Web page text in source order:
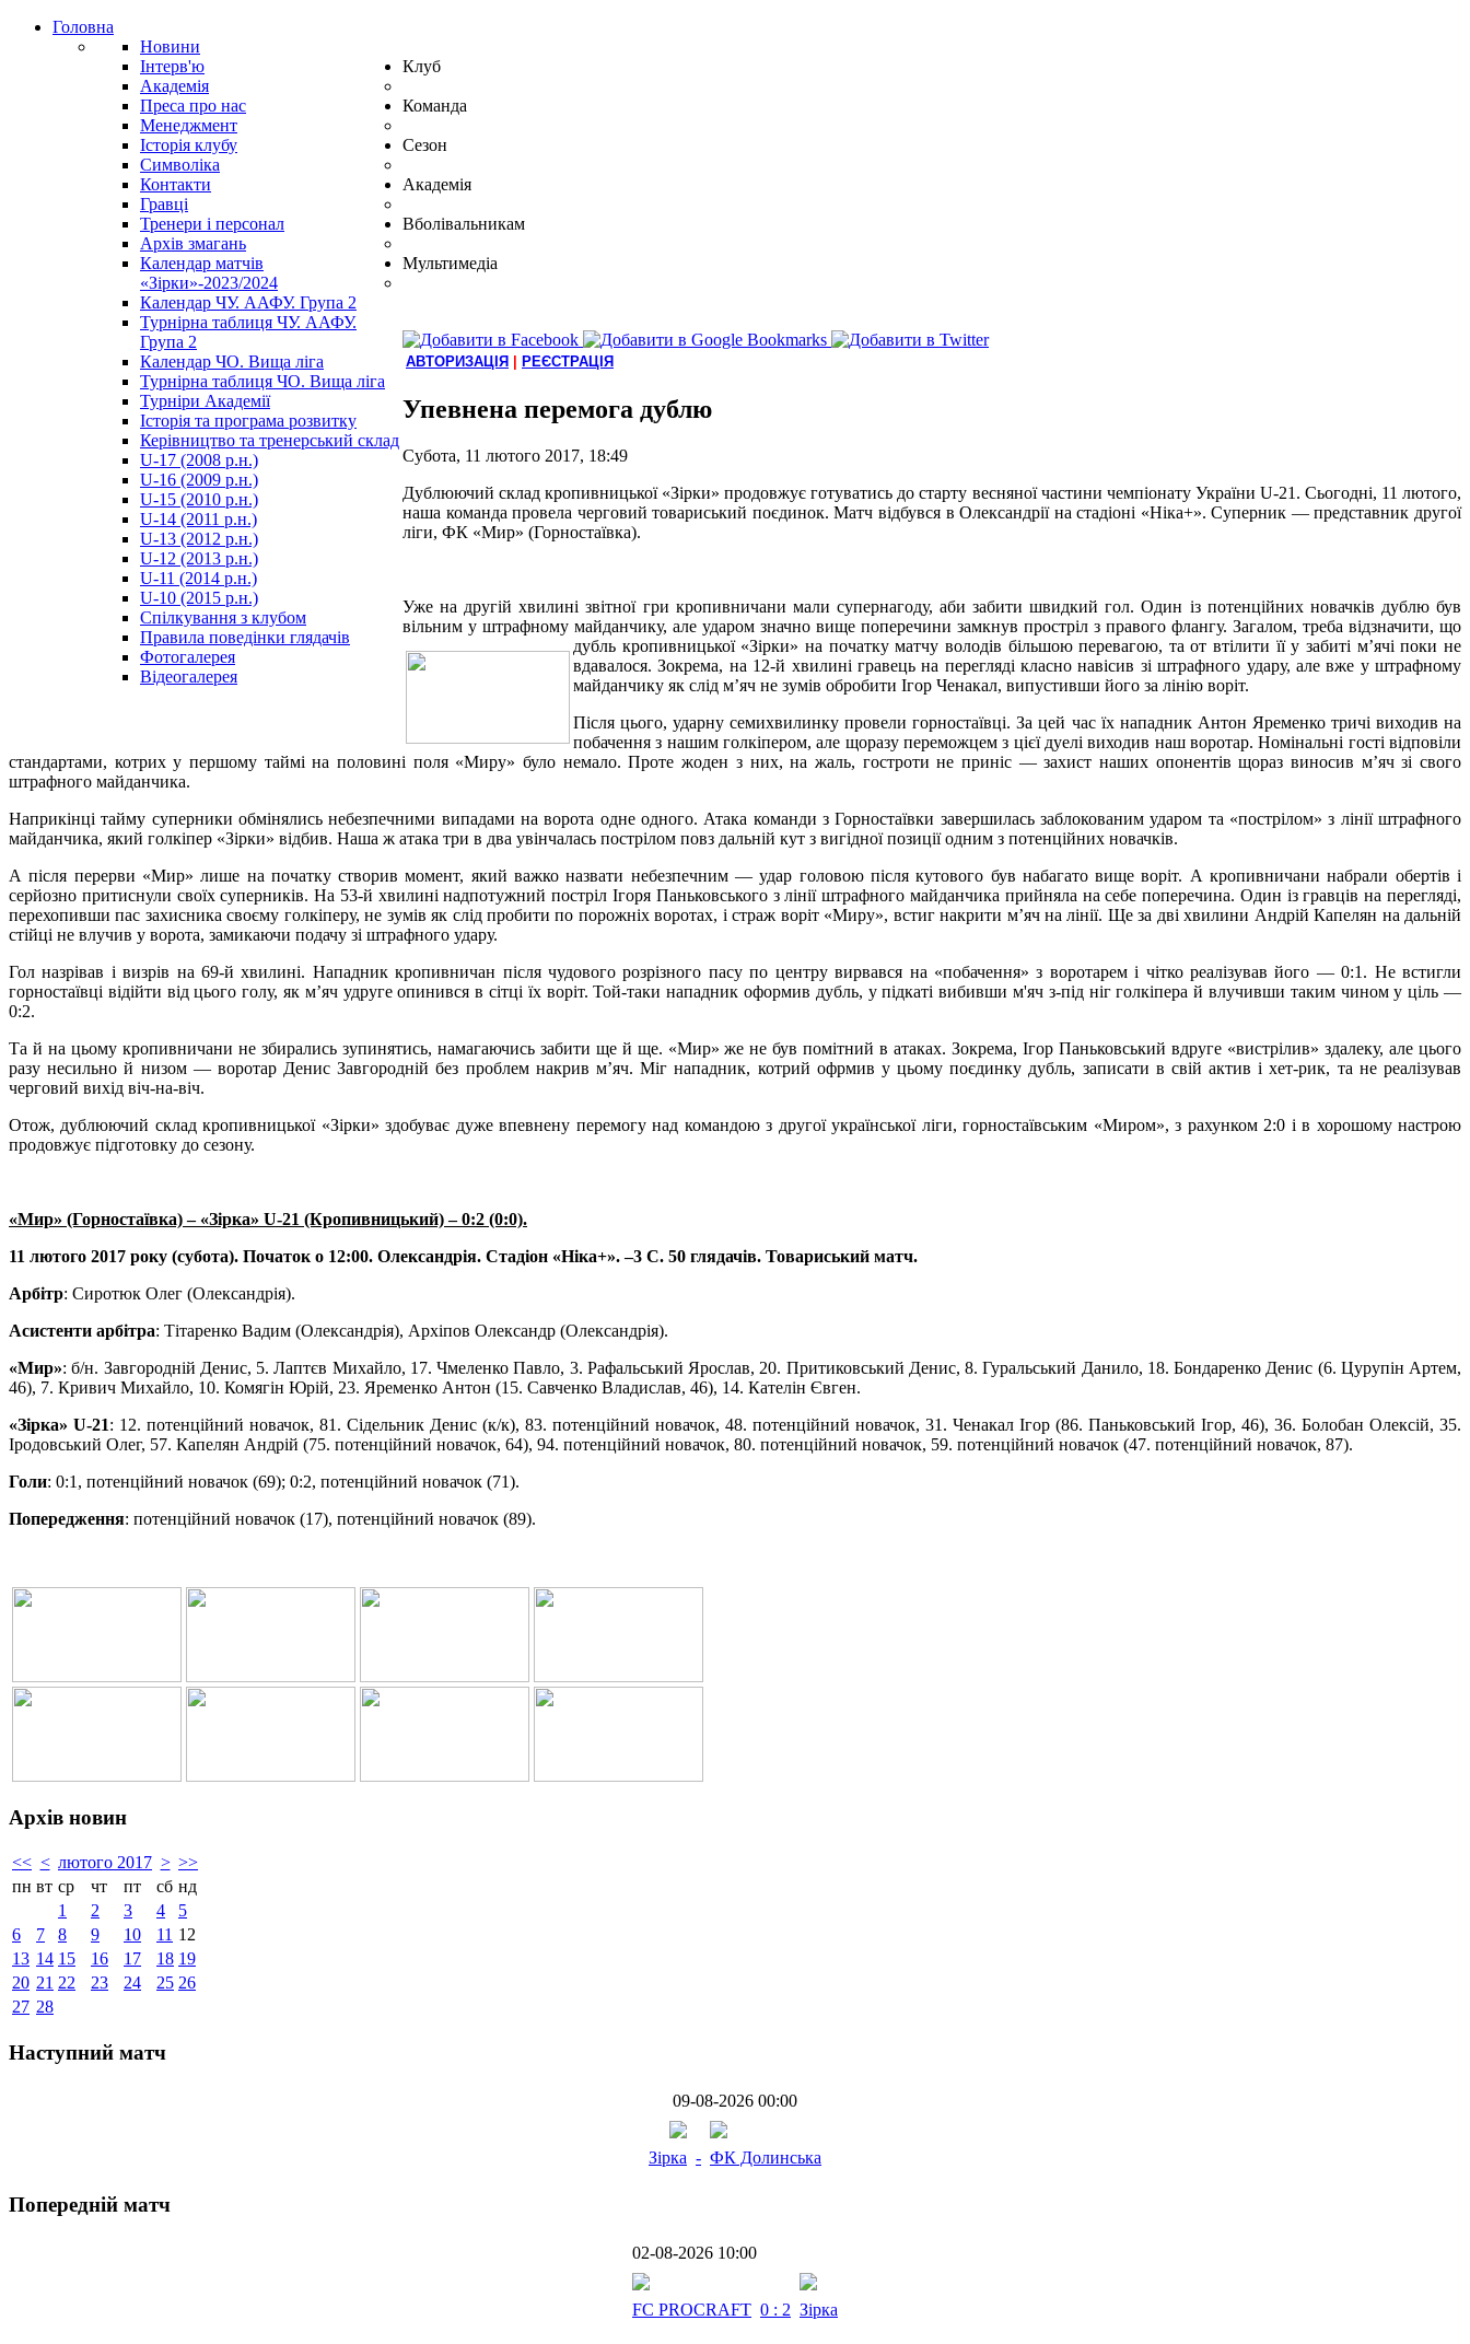
Головна
Новини
Інтерв'ю
Академія
Преса про нас
Клуб
Менеджмент
Історія клубу
Символіка
Контакти
Команда
Гравці
Тренери і персонал
Архів змагань
Сезон
Календар матчів
«Зірки»-2023/2024
Календар ЧУ. ААФУ. Група 2
Турнірна таблиця ЧУ. ААФУ.
Група 2
Календар ЧО. Вища ліга
Турнірна таблиця ЧО. Вища ліга
Академія
Турніри Академії
Історія та програма розвитку
Керівництво та тренерський склад
U-17 (2008 р.н.)
U-16 (2009 р.н.)
U-15 (2010 р.н.)
U-14 (2011 р.н.)
U-13 (2012 р.н.)
U-12 (2013 р.н.)
U-11 (2014 р.н.)
U-10 (2015 р.н.)
Вболівальникам
Спілкування з клубом
Правила поведінки глядачів
Мультимедіа
Фотогалерея
Відеогалерея
АВТОРИЗАЦІЯ РЕЄСТРАЦІЯ
Упевнена перемога дублю
Субота, 11 лютого 2017, 18:49
Дублюючий склад кропивницької «Зірки» продовжує готуватись до старту весняної частини чемпіонату України U-21. Сьогодні, 11 лютого,
наша команда провела черговий товариський поєдинок. Матч відбувся в Олександрії на стадіоні «Ніка+». Суперник — представник другої
ліги, ФК «Мир» (Горностаївка).
Уже на другій хвилині звітної гри кропивничани мали супернагоду, аби забити швидкий гол. Один із потенційних новачків дублю був
вільним у штрафному майданчику, але ударом значно вище поперечини замкнув простріл з правого флангу. Загалом, треба відзначити, що
дубль кропивницької «Зірки» на початку матчу володів більшою перевагою, та от втілити її у забиті м’ячі поки не
вдавалося. Зокрема, на 12-й хвилині гравець на перегляді класно навісив зі штрафного удару, але вже у штрафному
майданчику як слід м’яч не зумів обробити Ігор Ченакал, випустивши його за лінію воріт.
Після цього, ударну семихвилинку провели горностаївці. За цей час їх нападник Антон Яременко тричі виходив на
побачення з нашим голкіпером, але щоразу переможцем з цієї дуелі виходив наш воротар. Номінальні гості відповіли
стандартами, котрих у першому таймі на половині поля «Миру» було немало. Проте жоден з них, на жаль, гостроти не приніс — захист наших опонентів щораз виносив м’яч зі свого
штрафного майданчика.
Наприкінці тайму суперники обмінялись небезпечними випадами на ворота одне одного. Атака команди з Горностаївки завершилась заблокованим ударом та «пострілом» з лінії штрафного
майданчика, який голкіпер «Зірки» відбив. Наша ж атака три в два увінчалась пострілом повз дальній кут з вигідної позиції одним з потенційних новачків.
А після перерви «Мир» лише на початку створив момент, який важко назвати небезпечним — удар головою після кутового був набагато вище воріт. А кропивничани набрали обертів і
серйозно притиснули своїх суперників. На 53-й хвилині надпотужний постріл Ігоря Паньковського з лінії штрафного майданчика прийняла на себе поперечина. Один із гравців на перегляді,
перехопивши пас захисника своєму голкіперу, не зумів як слід пробити по порожніх воротах, і страж воріт «Миру», встиг накрити м’яч на лінії. Ще за дві хвилини Андрій Капелян на дальній
стійці не влучив у ворота, замикаючи подачу зі штрафного удару.
Гол назрівав і визрів на 69-й хвилині. Нападник кропивничан після чудового розрізного пасу по центру вирвався на «побачення» з воротарем і чітко реалізував його — 0:1. Не встигли
горностаївці відійти від цього голу, як м’яч удруге опинився в сітці їх воріт. Той-таки нападник оформив дубль, у підкаті вибивши м'яч з-під ніг голкіпера й влучивши таким чином у ціль —
0:2.
Та й на цьому кропивничани не збирались зупинятись, намагаючись забити ще й ще. «Мир» же не був помітний в атаках. Зокрема, Ігор Паньковський вдруге «вистрілив» здалеку, але цього
разу несильно й низом — воротар Денис Завгородній без проблем накрив м’яч. Міг нападник, котрий офрмив у цьому поєдинку дубль, записати в свій актив і хет-рик, та не реалізував
черговий вихід віч-на-віч.
Отож, дублюючий склад кропивницької «Зірки» здобуває дуже впевнену перемогу над командою з другої української ліги, горностаївським «Миром», з рахунком 2:0 і в хорошому настрою
продовжує підготовку до сезону.
«Мир» (Горностаївка) – «Зірка» U-21 (Кропивницький) – 0:2 (0:0).
11 лютого 2017 року (субота). Початок о 12:00. Олександрія. Стадіон «Ніка+». –3 С. 50 глядачів. Товариський матч.
Арбітр: Сиротюк Олег (Олександрія).
Асистенти арбітра: Тітаренко Вадим (Олександрія), Архіпов Олександр (Олександрія).
«Мир»: б/н. Завгородній Денис, 5. Лаптєв Михайло, 17. Чмеленко Павло, 3. Рафальський Ярослав, 20. Притиковський Денис, 8. Гуральський Данило, 18. Бондаренко Денис (6. Цурупін Артем,
46), 7. Кривич Михайло, 10. Комягін Юрій, 23. Яременко Антон (15. Савченко Владислав, 46), 14. Кателін Євген.
«Зірка» U-21: 12. потенційний новачок, 81. Сідельник Денис (к/к), 83. потенційний новачок, 48. потенційний новачок, 31. Ченакал Ігор (86. Паньковський Ігор, 46), 36. Болобан Олексій, 35.
Іродовський Олег, 57. Капелян Андрій (75. потенційний новачок, 64), 94. потенційний новачок, 80. потенційний новачок, 59. потенційний новачок (47. потенційний новачок, 87).
Голи: 0:1, потенційний новачок (69); 0:2, потенційний новачок (71).
Попередження: потенційний новачок (17), потенційний новачок (89).
Архів новин
<< < лютого 2017 > >>
пн вт ср чт пт сб нд
1
2 3 4
5
6
7 8 9 10 11 12
13 14 15 16 17 18 19
20 21 22 23 24 25 26
27 28
Наступний матч
09-08-2026 00:00
Зірка - ФК Долинська
Попередній матч
02-08-2026 10:00
FC PROCRAFT 0 : 2 Зірка